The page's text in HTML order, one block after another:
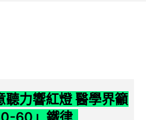
力響紅燈 醫學界籲